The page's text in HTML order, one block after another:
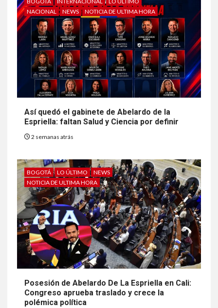
NACIONAL
NEWS NOTICIA DE ULTIMA HORA
Así quedó el gabinete de Abelardo de la
Espriella: faltan Salud y Ciencia por definir
2 semanas atrás
BOGOTÁ LO ÚLTIMO
NEWS
NOTICIA DE ULTIMA HORA
Posesión de Abelardo De La Espriella en Cali:
Congreso aprueba traslado y crece la
polémica política